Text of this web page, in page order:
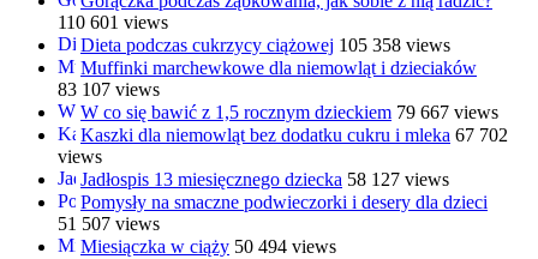
110 601 views
Dieta podczas cukrzycy ciążowej 105 358 views
Muffinki marchewkowe dla niemowląt i dzieciaków
83 107 views
W co się bawić z 1,5 rocznym dzieckiem 79 667 views
Kaszki dla niemowląt bez dodatku cukru i mleka 67 702
views
Jadłospis 13 miesięcznego dziecka 58 127 views
Pomysły na smaczne podwieczorki i desery dla dzieci
51 507 views
Miesiączka w ciąży 50 494 views